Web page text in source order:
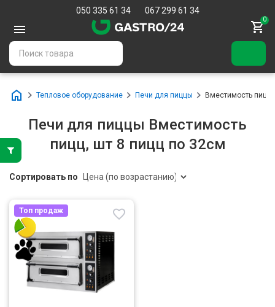
050 335 61 34 067 299 61 34
0
Тепловое оборудование Печи для пиццы Вместимость
Печи для пиццы Вместимость
пицц, шт 8 пицц по 32см
Сортировать по
Топ продаж